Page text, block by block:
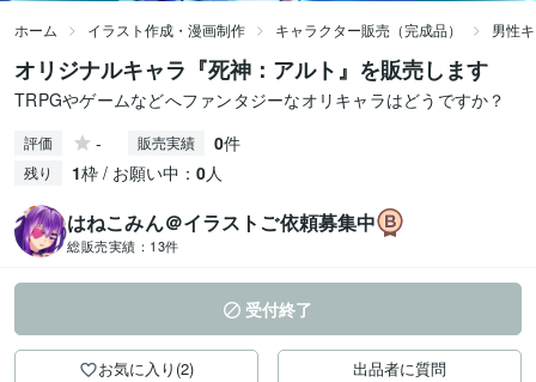
ホーム イラスト作成・漫画制作 キャラクター販売（完成品） 男性
オリジナルキャラ『死神：アルト』を販売します
TRPGやゲームなどへファンタジーなオリキャラはどうですか？
評価 - 販売実績 0件
残り 1枠 / お願い中： 0人
はねこみん＠イラストご依頼募集中
総販売実績： 13件
受付終了
お気に入り(2) 出品者に質問